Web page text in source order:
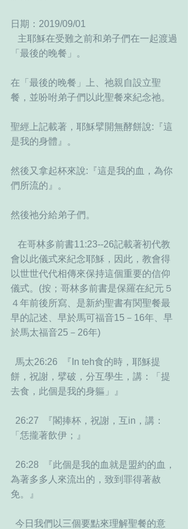
日期：2019/09/01
「最後的晚餐」。
在「最後的晚餐」上、祂親自設立聖
餐，並吩咐弟子們以此聖餐來紀念祂。
聖經上記載著，耶穌擘開無酵餅說:『這
是我的身體』。
然後又拿起杯來說:『這是我的血，為你
們所流的』。
然後祂分給弟子們。
會以此儀式來紀念耶穌，因此，教會得
以世世代代相傳來保持這個重要的信仰
儀式。(按；哥林多前書是保羅在紀元５
４年前後所寫、是新約聖書有関聖餐最
早的記述、早於馬可福音15－16年、早
於馬太福音25－26年)
餅，祝謝，擘破，分互學生，講：「提
去食，此個是我的身軀」』
「恁攏著飲伊；』
為著多多人來流出的，致到罪得著赦
免。』